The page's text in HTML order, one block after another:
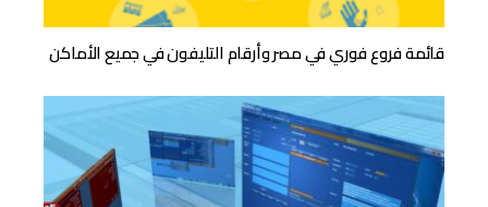
قائمة فروع فوري في مصر وأرقام التليفون في جميع الأماكن